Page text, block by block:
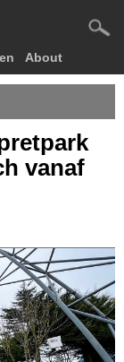
About
vanaf